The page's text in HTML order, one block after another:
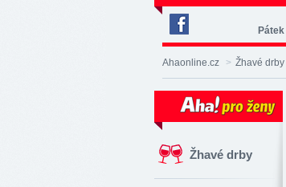
Deník
Aha!
na
Pátek
Ahaonline.cz > Žhavé drby
Žhavé drby